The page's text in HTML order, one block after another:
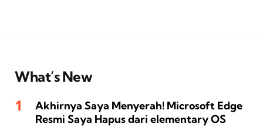
What’s New
Akhirnya Saya Menyerah! Microsoft Edge
Resmi Saya Hapus dari elementary OS